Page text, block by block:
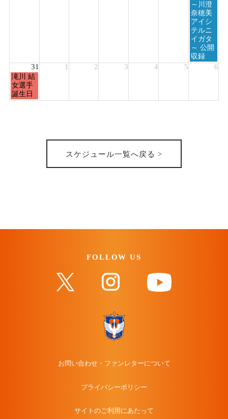
～川澄
奈穂美
アイシ
テルニ
イガタ
～ 公開
収録
31 1 2 3 4 5 6
月
曜
日,
8
滝川 結
女選手
誕生日
スケジュール一覧へ戻る >
FOLLOW US
お問い合わせ・ファンレターについて
プライバシーポリシー
サイトのご利用にあたって